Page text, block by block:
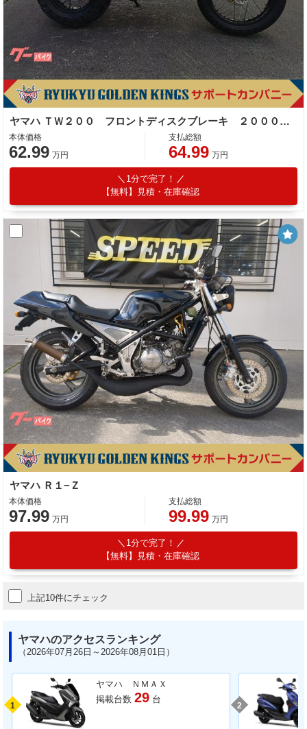
ヤマハ ＴＷ２００ フロントディスクブレーキ ２０００年モデル
本体価格
62.99 万円
支払総額
64.99 万円
1分で完了！
【無料】見積・在庫確認
ヤマハ Ｒ１−Ｚ
本体価格
97.99 万円
支払総額
99.99 万円
1分で完了！
【無料】見積・在庫確認
上記10件にチェック
ヤマハのアクセスランキング
（2026年07月26日～2026年08月01日）
1
ヤマハ ＮＭＡＸ
掲載台数 29 台
2